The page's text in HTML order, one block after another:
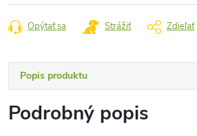
Opýtať sa Strážiť Zdieľať
Popis produktu
Podrobný popis